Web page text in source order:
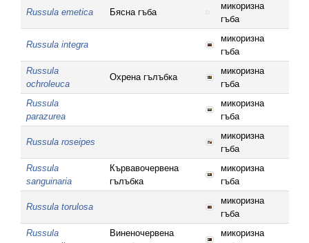
Russula emetica Бясна гъба
микоризна
гъба
Russula integra
микоризна
гъба
Russula
ochroleuca
Охрена гълъбка
микоризна
гъба
Russula
parazurea
микоризна
гъба
Russula roseipes
микоризна
гъба
Russula
sanguinaria
Кървавочервена
гълъбка
микоризна
гъба
Russula torulosa
микоризна
гъба
Russula
Виненочервена
микоризна